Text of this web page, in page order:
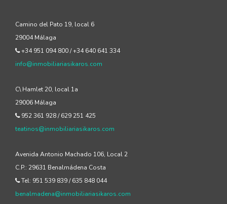
Camino del Pato 19, local 6
29004 Málaga
+34 951 094 800 / +34 640 641 334
info@inmobiliariasikaros.com
C\ Hamlet 20, local 1a
29006 Málaga
952 361 928 / 629 251 425
teatinos@inmobiliariasikaros.com
Avenida Antonio Machado 106, Local 2
C.P.: 29631 Benalmádena Costa
Tel: 951 539 839 / 635 848 044
benalmadena@inmobiliariasikaros.com